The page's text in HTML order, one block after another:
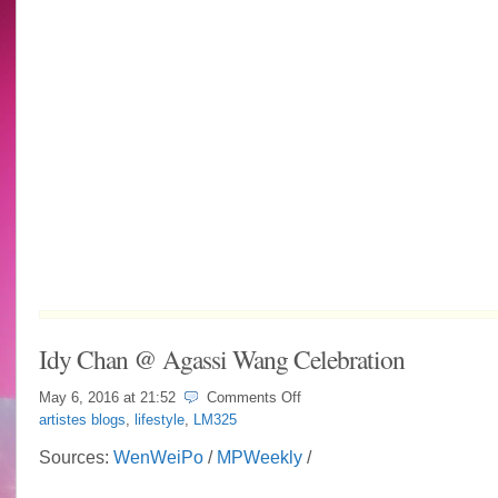
Idy Chan @ Agassi Wang Celebration
May 6, 2016 at 21:52 Comments Offon
@
Agassi
artistes blogs, lifestyle, LM325
Sources: WenWeiPo/ MPWeekly/